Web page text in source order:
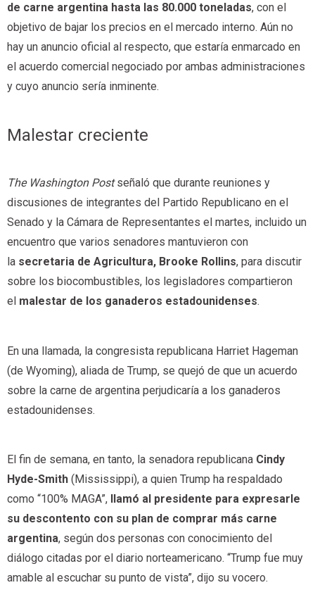
de carne argentina hasta las 80.000 toneladas, con el
objetivo de bajar los precios en el mercado interno. Aún no
hay un anuncio oficial al respecto, que estaría enmarcado en
el acuerdo comercial negociado por ambas administraciones
y cuyo anuncio sería inminente.
Malestar creciente
The Washington Postseñaló que durante reuniones y
discusiones de integrantes del Partido Republicano en el
Senado y la Cámara de Representantes el martes, incluido un
encuentro que varios senadores mantuvieron con
la secretaria de Agricultura, Brooke Rollins, para discutir
sobre los biocombustibles, los legisladores compartieron
el malestar de los ganaderos estadounidenses.
En una llamada, la congresista republicana Harriet Hageman
(de Wyoming), aliada de Trump, se quejó de que un acuerdo
sobre la carne de argentina perjudicaría a los ganaderos
estadounidenses.
El fin de semana, en tanto, la senadora republicana Cindy
Hyde-Smith (Mississippi), a quien Trump ha respaldado
como “100% MAGA”, llamó al presidente para expresarle
su descontento con su plan de comprar más carne
argentina, según dos personas con conocimiento del
diálogo citadas por el diario norteamericano. “Trump fue muy
amable al escuchar su punto de vista”, dijo su vocero.